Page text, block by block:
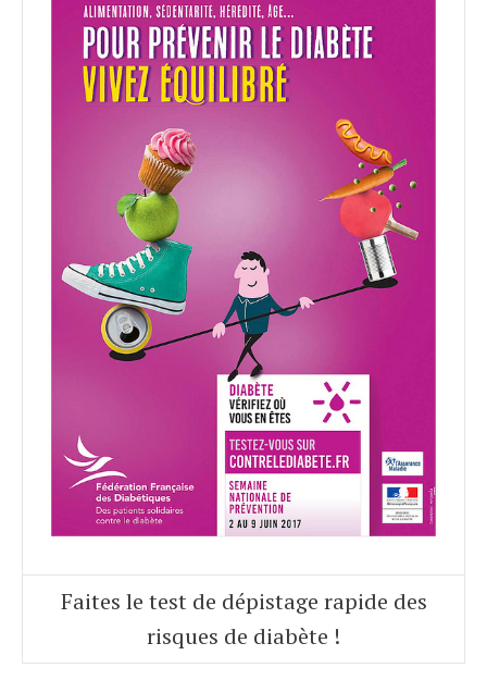
Faites le test de dépistage rapide des
risques de diabète !